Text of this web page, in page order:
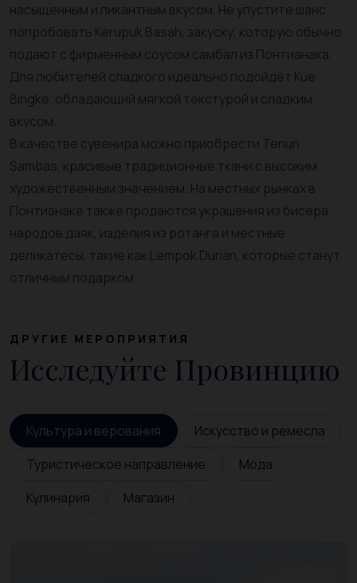
насыщенным и пикантным вкусом. Не упустите шанс
попробовать Kerupuk Basah, закуску, которую обычно
подают с фирменным соусом самбал из Понтианака.
Для любителей сладкого идеально подойдёт Kue
Bingke, обладающий мягкой текстурой и сладким
вкусом.
В качестве сувенира можно приобрести Tenun
Sambas, красивые традиционные ткани с высоким
художественным значением. На местных рынках в
Понтианаке также продаются украшения из бисера
народов даяк, изделия из ротанга и местные
деликатесы, такие как Lempok Durian, которые станут
отличным подарком.
ДРУГИЕ МЕРОПРИЯТИЯ
Исследуйте Провинцию
Культура и верования
Искусство и ремесла
Туристическое направление
Мода
Кулинария
Магазин